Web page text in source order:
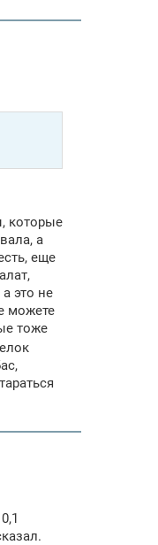
которые
а
еще
это не
можете
тоже